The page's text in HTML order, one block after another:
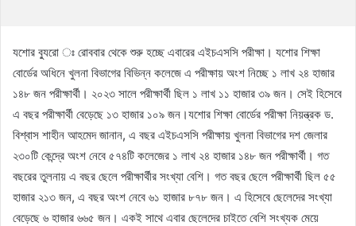
যশোর ব্যুরো ঃ রোববার থেকে শুরু হচ্ছে এবারের এইচএসসি পরীক্ষা। যশোর শিক্ষা
বোর্ডের অধিনে খুলনা বিভাগের বিভিন্ন কলেজে এ পরীক্ষায় অংশ নিচ্ছে ১ লাখ ২৪ হাজার
১৪৮ জন পরীক্ষার্থী। ২০২৩ সালে পরীক্ষার্থী ছিল ১ লাখ ১১ হাজার ৩৯ জন। সেই হিসেবে
এ বছর পরীক্ষার্থী বেড়েছে ১৩ হাজার ১০৯ জন।যশোর শিক্ষা বোর্ডের পরীক্ষা নিয়ন্ত্রক ড.
বিশ্বাস শাহীন আহমেদ জানান, এ বছর এইচএসসি পরীক্ষায় খুলনা বিভাগের দশ জেলার
২৩০টি কেন্দ্রে অংশ নেবে ৫৭৪টি কলেজের ১ লাখ ২৪ হাজার ১৪৮ জন পরীক্ষার্থী। গত
বছরের তুলনায় এ বছর ছেলে পরীক্ষার্থীর সংখ্যা বেশি। গত বছর ছেলে পরীক্ষার্থী ছিল ৫৫
হাজার ২১৩ জন, এ বছর অংশ নেবে ৬১ হাজার ৮৭৮ জন। এ হিসেবে ছেলেদের সংখ্যা
বেড়েছে ৬ হাজার ৬৬৫ জন। একই সাথে এবার ছেলেদের চাইতে বেশি সংখ্যক মেয়ে